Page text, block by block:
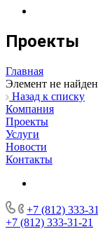
Проекты
Главная
Элемент не найден
Назад к списку
Компания
Проекты
Услуги
Новости
Контакты
+7 (812) 333-
+7 (812) 333-31-21